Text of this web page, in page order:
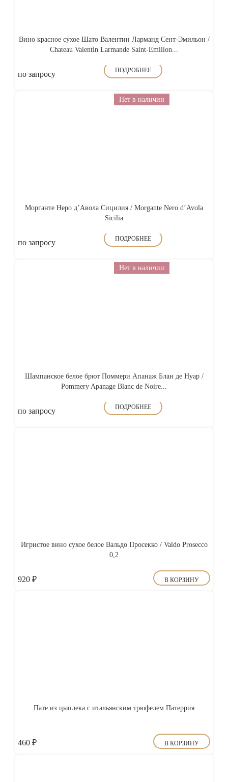
Вино красное сухое Шато Валентин Ларманд Сент-Эмильон /
Chateau Valentin Larmande Saint-Emilion...
по запросу ПОДРОБНЕЕ
Нет в наличии
Морганте Неро д’Авола Сицилия / Morgante Nero d’Avola
Sicilia
по запросу ПОДРОБНЕЕ
Нет в наличии
Шампанское белое брют Поммери Апанаж Блан де Нуар /
Pommery Apanage Blanc de Noire...
по запросу ПОДРОБНЕЕ
Игристое вино сухое белое Вальдо Просекко / Valdo Prosecco
0,2
920 ₽ В КОРЗИНУ
Пате из цыплека с итальянским трюфелем Патеррия
460 ₽ В КОРЗИНУ